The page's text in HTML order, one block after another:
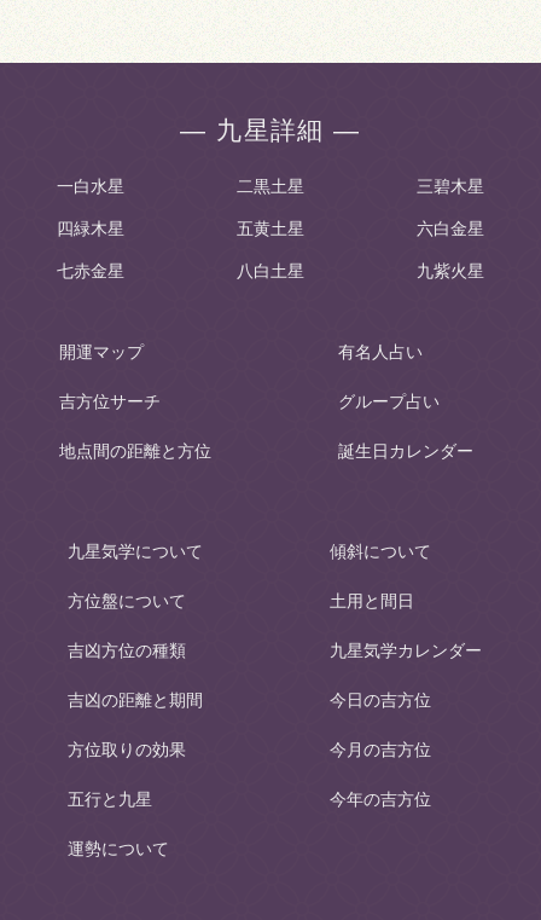
― 九星詳細 ―
一白水星 二黒土星 三碧木星
四緑木星 五黄土星 六白金星
七赤金星 八白土星 九紫火星
開運マップ
吉方位サーチ
地点間の距離と方位
有名人占い
グループ占い
誕生日カレンダー
九星気学について
方位盤について
吉凶方位の種類
吉凶の距離と期間
方位取りの効果
五行と九星
運勢について
傾斜について
土用と間日
九星気学カレンダー
今日の吉方位
今月の吉方位
今年の吉方位